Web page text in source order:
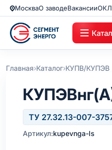
МоскваО заводеВакансииОКЛ
Главная›Каталог›КУПВ/КУПЭВ
ТУ 27.32.13-007-
Артикул:kupevnga-ls